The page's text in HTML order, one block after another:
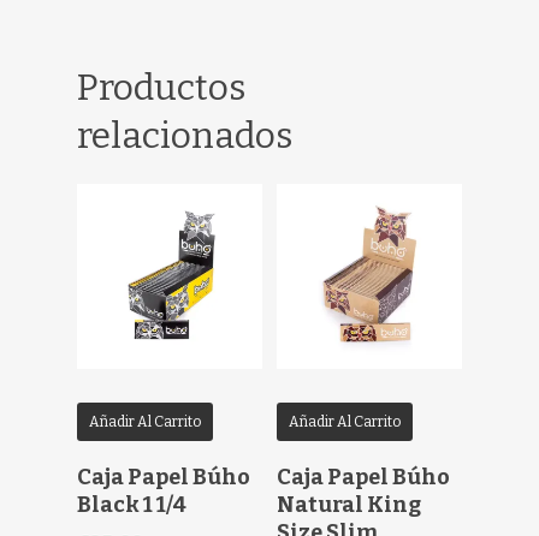
Productos
relacionados
Añadir Al Carrito
Caja Papel Búho
Black 1 1/4
Añadir Al Carrito
Caja Papel Búho
Natural King